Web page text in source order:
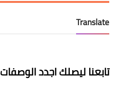
Translate
تابعنا ليصلك اجدد الوصفات